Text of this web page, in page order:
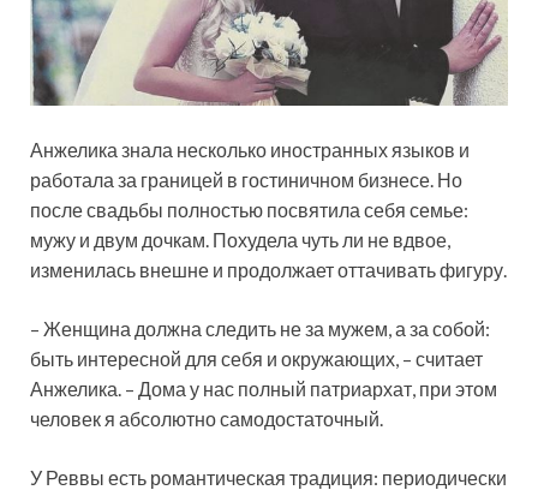
Анжелика знала несколько иностранных языков и
работала за границей в гостиничном бизнесе. Но
после свадьбы полностью посвятила себя семье:
мужу и двум дочкам. Похудела чуть ли не вдвое,
изменилась внешне и продолжает оттачивать фигуру.
– Женщина должна следить не за мужем, а за собой:
быть интересной для себя и окружающих, – считает
Анжелика. – Дома у нас полный патриархат, при этом
человек я абсолютно самодостаточный.
У Реввы есть романтическая традиция: периодически